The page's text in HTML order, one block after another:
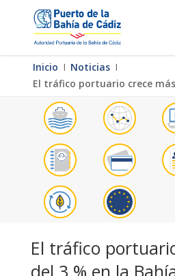
Inicio Ι Noticias Ι
El tráfico
del 3 % en la